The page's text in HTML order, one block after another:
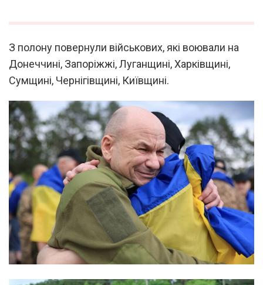
З полону повернули військових, які воювали на
Донеччині, Запоріжжі, Луганщині, Харківщині,
Сумщині, Чернігівщині, Київщині.